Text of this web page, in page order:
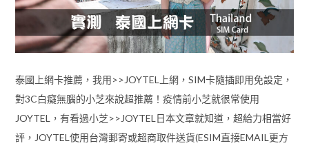
泰國上網卡推薦，我用>>JOYTEL上網，SIM卡隨插即用免設定，
對3C白癡無腦的小芝來說超推薦！疫情前小芝就很常使用
JOYTEL，有看過小芝>>JOYTEL日本文章就知道，超給力相當好
評，JOYTEL使用台灣郵寄或超商取件送貨(ESIM直接EMAIL更方